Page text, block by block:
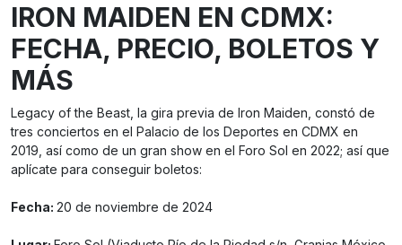
IRON MAIDEN EN CDMX:
FECHA, PRECIO, BOLETOS Y
MÁS
Legacy of the Beast, la gira previa de Iron Maiden, constó de
tres conciertos en el Palacio de los Deportes en CDMX en
2019, así como de un gran show en el Foro Sol en 2022; así que
aplícate para conseguir boletos:
Fecha: 20 de noviembre de 2024